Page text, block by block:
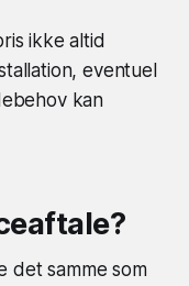
ikke altid
eventuel
kan
det samme som